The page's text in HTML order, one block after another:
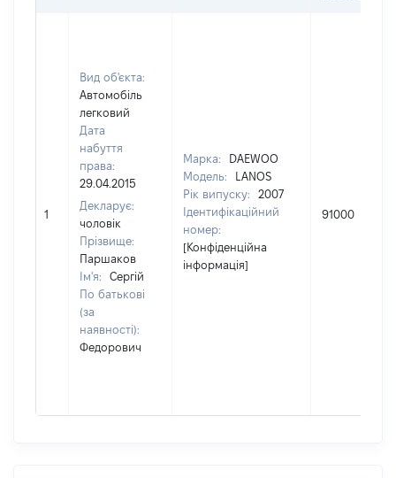
1
Вид об'єкта:
Автомобіль
легковий
Дата
набуття
права:
29.04.2015
Декларує:
чоловік
Прізвище:
Паршаков
Ім'я:
Сергій
По батькові
(за
наявності):
Федорович
Марка:
DAEWOO
Модель:
LANOS
Рік випуску:
2007
Ідентифікаційний
номер:
[Конфіденційна
інформація]
91000